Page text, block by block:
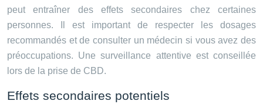
peut entraîner des effets secondaires chez certaines
personnes. Il est important de respecter les dosages
recommandés et de consulter un médecin si vous avez des
préoccupations. Une surveillance attentive est conseillée
lors de la prise de CBD.
Effets secondaires potentiels